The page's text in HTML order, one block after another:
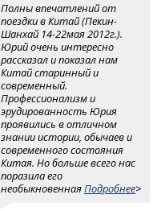
Полны впечатлений от
поездки в Китай (Пекин-
Шанхай 14-22мая 2012г.).
Юрий очень интересно
рассказал и показал нам
Китай старинный и
современный.
Профессионализм и
эрудированность Юрия
проявились в отличном
знании истории, обычаев и
современного состояния
Китая. Но больше всего нас
поразила его
необыкновеннаяПодробнее>